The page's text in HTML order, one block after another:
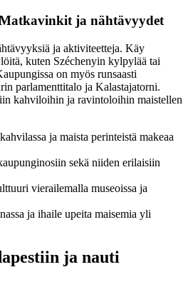
ja nähtävyydet
ja aktiviteetteja. Käy
kuten Széchenyin kylpylää tai
on myös runsaasti
parlamenttitalo ja Kalastajatorni.
kahviloihin ja ravintoloihin maistellen
ja maista perinteistä makeaa
sekä niiden erilaisiin
vierailemalla museoissa ja
ja ihaile upeita maisemia yli
ja nauti